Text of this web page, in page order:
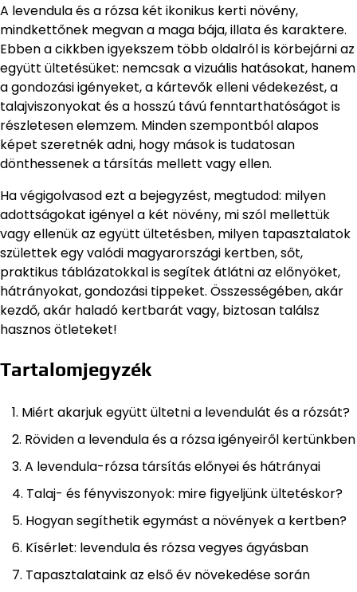
A levendula és a rózsa két ikonikus kerti növény,
mindkettőnek megvan a maga bája, illata és karaktere.
Ebben a cikkben igyekszem több oldalról is körbejárni az
együtt ültetésüket: nemcsak a vizuális hatásokat, hanem
a gondozási igényeket, a kártevők elleni védekezést, a
talajviszonyokat és a hosszú távú fenntarthatóságot is
részletesen elemzem. Minden szempontból alapos
képet szeretnék adni, hogy mások is tudatosan
dönthessenek a társítás mellett vagy ellen.
Ha végigolvasod ezt a bejegyzést, megtudod: milyen
adottságokat igényel a két növény, mi szól mellettük
vagy ellenük az együtt ültetésben, milyen tapasztalatok
születtek egy valódi magyarországi kertben, sőt,
praktikus táblázatokkal is segítek átlátni az előnyöket,
hátrányokat, gondozási tippeket. Összességében, akár
kezdő, akár haladó kertbarát vagy, biztosan találsz
hasznos ötleteket!
Tartalomjegyzék
Miért akarjuk együtt ültetni a levendulát és a rózsát?
Röviden a levendula és a rózsa igényeiről kertünkben
A levendula-rózsa társítás előnyei és hátrányai
Talaj- és fényviszonyok: mire figyeljünk ültetéskor?
Hogyan segíthetik egymást a növények a kertben?
Kísérlet: levendula és rózsa vegyes ágyásban
Tapasztalataink az első év növekedése során